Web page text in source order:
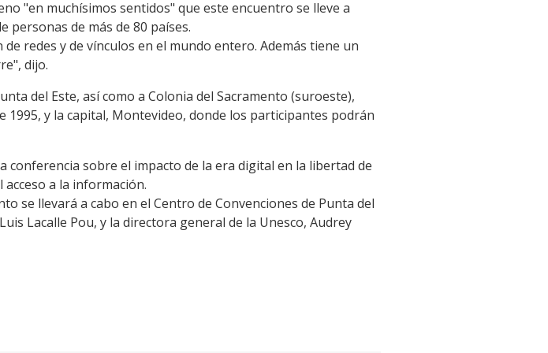
"en muchísimos sentidos" que este encuentro se lleve a
de más de 80 países.
redes y de vínculos en el mundo entero. Además tiene un
dijo.
del Este, así como a Colonia del Sacramento (suroeste),
y la capital, Montevideo, donde los participantes podrán
conferencia sobre el impacto de la era digital en la libertad de
a la información.
se llevará a cabo en el Centro de Convenciones de Punta del
Lacalle Pou, y la directora general de la Unesco, Audrey